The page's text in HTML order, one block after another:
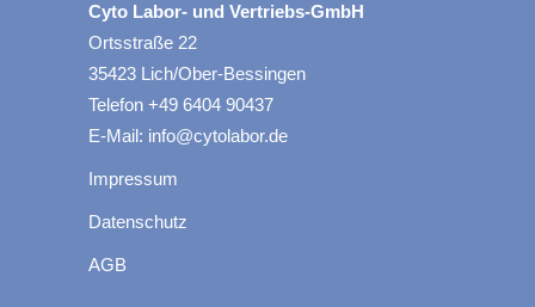
Cyto Labor- und Vertriebs-GmbH
Ortsstraße 22
35423 Lich/Ober-Bessingen
Telefon +49 6404 90437
E-Mail: info@cytolabor.de
Impressum
Datenschutz
AGB